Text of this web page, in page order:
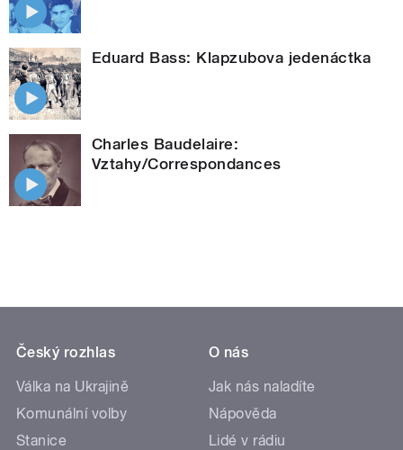
Eduard Bass: Klapzubova jedenáctka
Charles Baudelaire:
Vztahy/Correspondances
Český rozhlas
Válka na Ukrajině
Komunální volby
Stanice
O nás
Jak nás naladíte
Nápověda
Lidé v rádiu